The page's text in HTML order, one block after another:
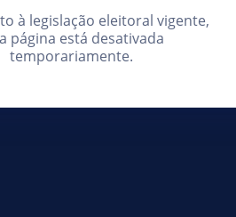
à legislação eleitoral vigente,
página está desativada
temporariamente.